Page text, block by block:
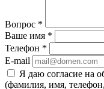
Вопрос *
Ваше имя *
Телефон *
E-mail
Я даю согласие на
(фамилия, имя,